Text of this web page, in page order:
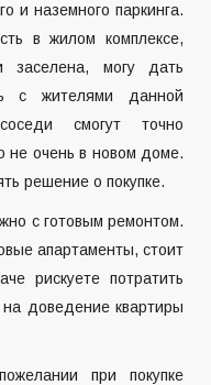
и наземного паркинга.
в жилом комплексе,
заселена, могу дать
с жителями данной
смогут точно
не очень в новом доме.
решение о покупке.
с готовым ремонтом.
апартаменты, стоит
рискуете потратить
доведение квартиры
при покупке